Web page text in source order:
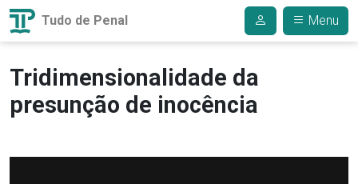
Tudo de Penal Menu
Tridimensionalidade da
presunção de inocência